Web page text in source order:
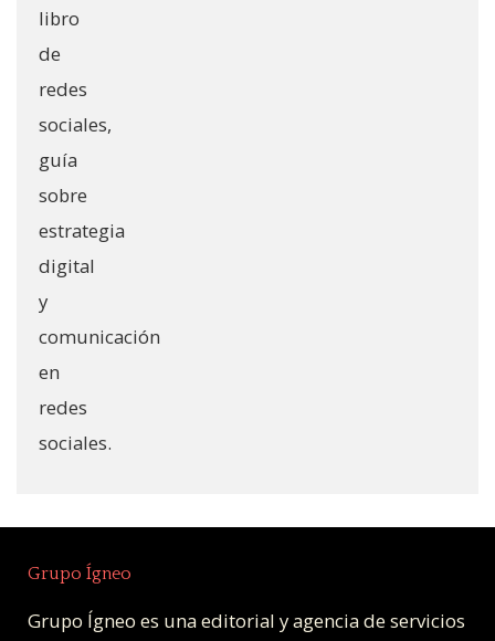
Grupo Ígneo
Grupo Ígneo es una editorial y agencia de servicios